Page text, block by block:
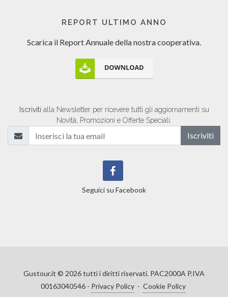
REPORT ULTIMO ANNO
Scarica il Report Annualedella nostra cooperativa.
Iscriviti alla Newsletter per ricevere tutti gli aggiornamenti su
Novità, Promozioni e Offerte Speciali.
Iscriviti
Seguici su Facebook
Gustour.it © 2026tutti i diritti riservati. PAC2000A P.IVA
00163040546 - Privacy Policy - Cookie Policy